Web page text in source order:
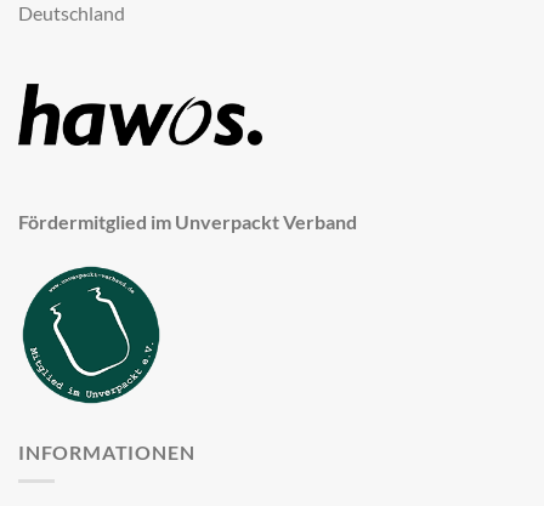
Deutschland
Fördermitglied im Unverpackt Verband
INFORMATIONEN